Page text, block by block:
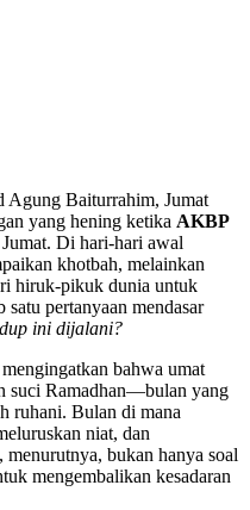
Agung Baiturrahim, Jumat
yang hening ketika AKBP
Di hari-hari awal
khotbah, melainkan
hiruk-pikuk dunia untuk
pertanyaan mendasar
ini dijalani?
bahwa umat
suci Ramadhan—bulan yang
ruhani. Bulan di mana
niat, dan
bukan hanya soal
mengembalikan kesadaran